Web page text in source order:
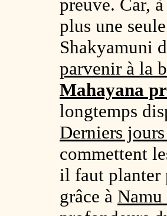
preuve. Car,
plus une
Shakyamuni
parvenir à la
Mahayana
longtemps
Derniers
commettent
il faut planter
grâce à